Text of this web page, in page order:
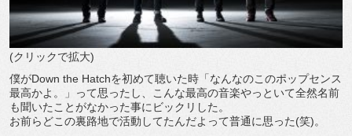
(クリックで拡大)
僕がDown the Hatchを初めて聴いた時「なんなのこのポップセンス
最高かよ。」って思ったし、こんな最高の音楽やっといて全然名前
も聞いたことがなかった事にビックリした。
お前らどこの裏路地で活動してたんだよって普通に思った(笑)。